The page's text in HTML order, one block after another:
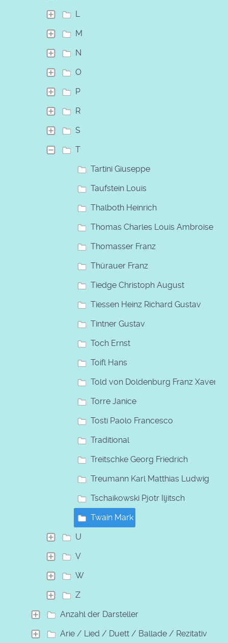
L
M
N
O
P
R
S
T
Tartini Giuseppe
Taufstein Louis
Thalboth Heinrich
Thomas Charles Louis Ambroise
Thomasser Franz
Thürauer Franz
Tiedge Christoph August
Tiessen Heinz Richard Gustav
Tintner Gustav
Toch Ernst
Toifl Hans
Told von Doldenburg Franz Xaver
Torre Janice
Tosti Paolo Francesco
Traditional
Treitschke Georg Friedrich
Treumann Karl Matthias Ludwig
Tschaikowski Pjotr Iljitsch
Twain Mark
U
V
W
Z
Anzahl der Darsteller
Arie / Lied / Duett / Ballade / Rezitativ